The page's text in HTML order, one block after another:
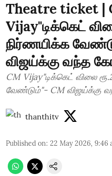
Theatre ticket |
Vijay"டிக்கெட்
நிர்ணயிக்க
விஜய்க்கு வந்த
CM Vijay"டிக்கெட் விலை
வேண்டும்"- CM விஜய்க்கு
thanthitv
Published on: 22 May 2026, 9:46